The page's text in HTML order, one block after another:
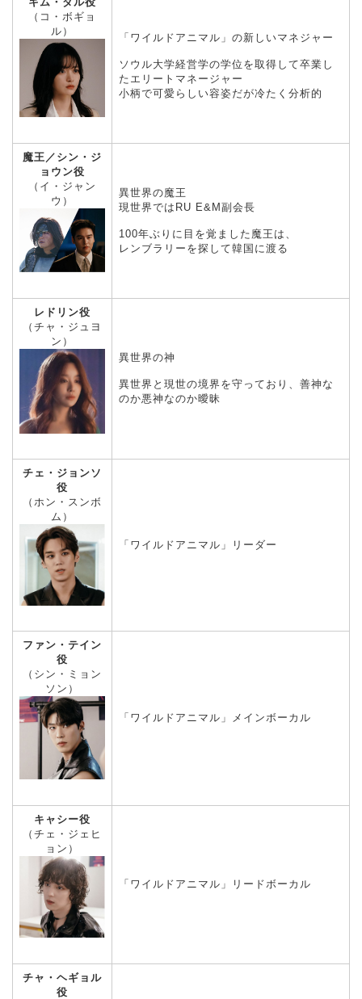
（コ・ボギョ
ル）
「ワイルドアニマル」の新しいマネジャー
ソウル大学経営学の学位を取得して卒業し
たエリートマネージャー
小柄で可愛らしい容姿だが冷たく分析的
魔王／シン・ジ
ョウン役
（イ・ジャン
ウ）
異世界の魔王
現世界ではRU E&M副会長
100年ぶりに目を覚ました魔王は、
レンブラリーを探して韓国に渡る
レドリン役
（チャ・ジュヨ
ン）
異世界の神
異世界と現世の境界を守っており、善神な
のか悪神なのか曖昧
チェ・ジョンソ
役
（ホン・スンボ
ム）
「ワイルドアニマル」リーダー
ファン・テイン
役
（シン・ミョン
ソン）
「ワイルドアニマル」メインボーカル
キャシー役
（チェ・ジェヒ
ョン）
「ワイルドアニマル」リードボーカル
チャ・ヘギョル
役